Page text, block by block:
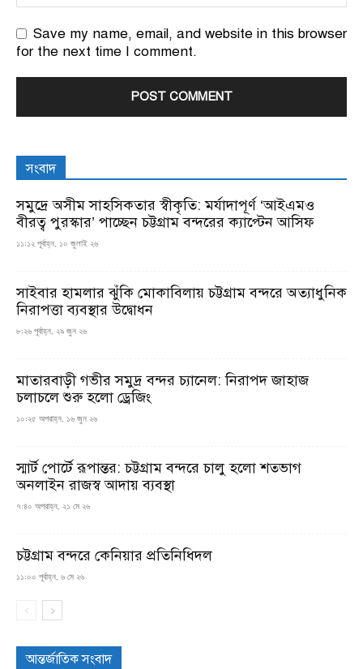
Save my name, email, and website in this browser
for the next time I comment.
সংবাদ
সমুদ্রে অসীম সাহসিকতার স্বীকৃতি: মর্যাদাপূর্ণ ‘আইএমও
বীরত্ব পুরস্কার’ পাচ্ছেন চট্টগ্রাম বন্দরের ক্যাপ্টেন আসিফ
১১:১২ পূর্বাহ্ন, ১০ জুলাই ২৬
সাইবার হামলার ঝুঁকি মোকাবিলায় চট্টগ্রাম বন্দরে অত্যাধুনিক
নিরাপত্তা ব্যবস্থার উদ্বোধন
৮:২৬ পূর্বাহ্ন, ২৯ জুন ২৬
মাতারবাড়ী গভীর সমুদ্র বন্দর চ্যানেল: নিরাপদ জাহাজ
চলাচলে শুরু হলো ড্রেজিং
১০:২৫ অপরাহ্ন, ১৬ জুন ২৬
স্মার্ট পোর্টে রূপান্তর: চট্টগ্রাম বন্দরে চালু হলো শতভাগ
অনলাইন রাজস্ব আদায় ব্যবস্থা
৭:৪০ অপরাহ্ন, ২১ মে ২৬
চট্টগ্রাম বন্দরে কেনিয়ার প্রতিনিধিদল
১১:০০ পূর্বাহ্ন, ৬ মে ২৬
আন্তর্জাতিক সংবাদ